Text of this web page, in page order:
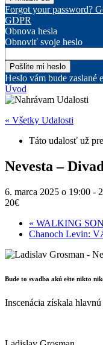
Forgot your password?
GDPR
Obnova hesla
Obnoviť svoje heslo
Heslo vám bude zaslané
Úvod
« Všetky Udalosti
Táto udalosť už
Nevesta –
6. marca 2025 o 19:00 -
20€
« WALKING
Chanoch Levin:
Bude to svadba akú ešte nikto
Inscenácia získala